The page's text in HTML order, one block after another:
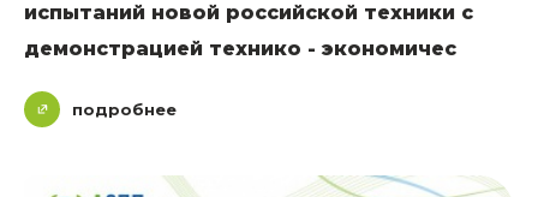
испытаний новой российской техники с
демонстрацией технико - экономичес
подробнее